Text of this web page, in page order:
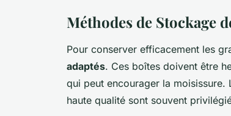
Méthodes de Stockage
Pour conserver efficacement les
adaptés. Ces boîtes doivent être
qui peut encourager la
haute qualité sont souvent